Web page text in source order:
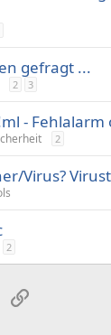
gefragt ...
2 3
- Fehlalarm
2
Virus?
2
MailLink